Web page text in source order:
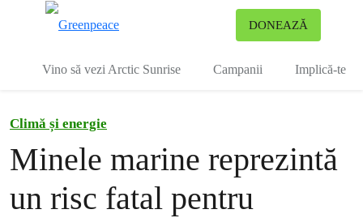
DONEAZĂ
Vino să vezi Arctic Sunrise Campanii Implică-te
Climă și energie
Minele marine reprezintă
un risc fatal pentru